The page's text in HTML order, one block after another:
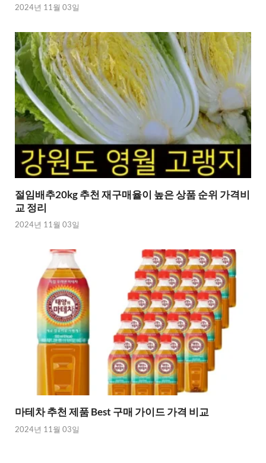
2024년 11월 03일
절임배추20kg 추천 재구매율이 높은 상품 순위 가격비
교 정리
2024년 11월 03일
마테차 추천 제품 Best 구매 가이드 가격 비교
2024년 11월 03일